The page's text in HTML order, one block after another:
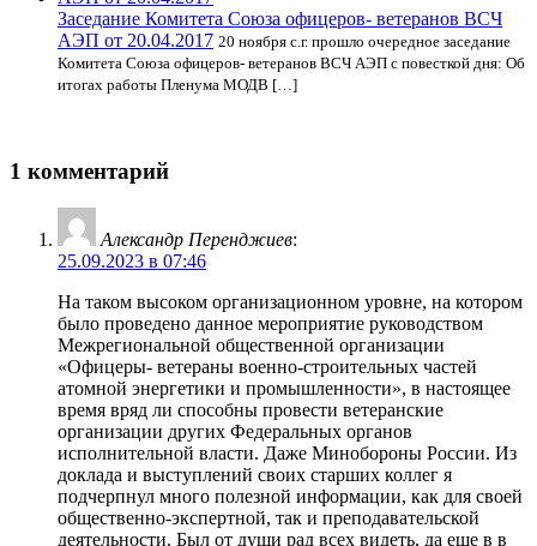
Заседание Комитета Союза офицеров- ветеранов ВСЧ
АЭП от 20.04.2017 20 ноября с.г. прошло очередное заседание
Комитета Союза офицеров- ветеранов ВСЧ АЭП с повесткой дня: Об
итогах работы Пленума МОДВ […]
1 комментарий
Александр Перенджиев:
25.09.2023 в 07:46
На таком высоком организационном уровне, на котором
было проведено данное мероприятие руководством
Межрегиональной общественной организации
«Офицеры- ветераны военно-строительных частей
атомной энергетики и промышленности», в настоящее
время вряд ли способны провести ветеранские
организации других Федеральных органов
исполнительной власти. Даже Минобороны России. Из
доклада и выступлений своих старших коллег я
подчерпнул много полезной информации, как для своей
общественно-экспертной, так и преподавательской
деятельности. Был от души рад всех видеть, да еще в в